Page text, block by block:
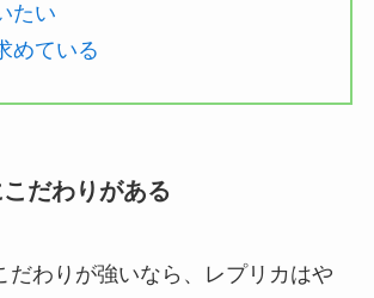
たい
めている
だわりがある
だわりが強いなら、レプリカはや